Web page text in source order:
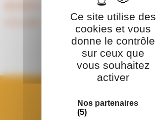
Ce site utilise des
cookies et vous
donne le contrôle
sur ceux que
vous souhaitez
activer
Nos partenaires
(5)
BPJEPS ASEC NANTES